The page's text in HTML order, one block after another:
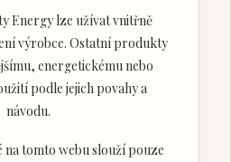
Energy lze užívat vnitřně
výrobce. Ostatní produkty
energetickému nebo
podle jejich povahy a
návodu.
na tomto webu slouží pouze